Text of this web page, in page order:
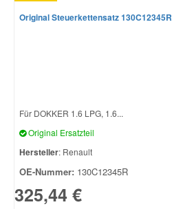
Original Steuerkettensatz 130C12345R
Für DOKKER 1.6 LPG, 1.6...
Original Ersatzteil
Hersteller: Renault
OE-Nummer: 130C12345R
325,44 €